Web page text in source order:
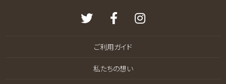
ご利用ガイド
私たちの想い